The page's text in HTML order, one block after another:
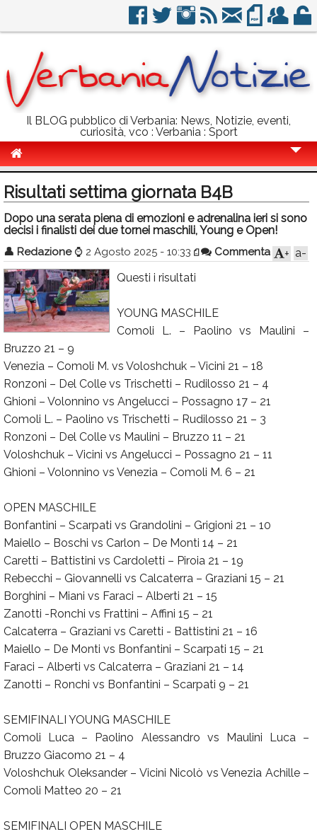
Il BLOG pubblico di Verbania: News, Notizie, eventi,
curiosità, vco : Verbania : Sport
Politica
Sport
Eventi
Info Utili
Rubriche
Calendario
Annunci
Risultati settima giornata B4B
Dopo una serata piena di emozioni e adrenalina ieri si sono
decisi i finalisti dei due tornei maschili, Young e Open!
👤 Redazione ⌚ 2 Agosto 2025 - 10:33 Commenta a-
+
Questi i risultati
YOUNG MASCHILE
Comoli L. – Paolino vs Maulini –
Bruzzo 21 – 9
Venezia – Comoli M. vs Voloshchuk – Vicini 21 – 18
Ronzoni – Del Colle vs Trischetti – Rudilosso 21 – 4
Ghioni – Volonnino vs Angelucci – Possagno 17 – 21
Comoli L. – Paolino vs Trischetti – Rudilosso 21 – 3
Ronzoni – Del Colle vs Maulini – Bruzzo 11 – 21
Voloshchuk – Vicini vs Angelucci – Possagno 21 – 11
Ghioni – Volonnino vs Venezia – Comoli M. 6 – 21
OPEN MASCHILE
Bonfantini – Scarpati vs Grandolini – Grigioni 21 – 10
Maiello – Boschi vs Carlon – De Monti 14 – 21
Caretti – Battistini vs Cardoletti – Piroia 21 – 19
Rebecchi – Giovannelli vs Calcaterra – Graziani 15 – 21
Borghini – Miani vs Faraci – Alberti 21 – 15
Zanotti -Ronchi vs Frattini – Affini 15 – 21
Calcaterra – Graziani vs Caretti - Battistini 21 – 16
Maiello – De Monti vs Bonfantini – Scarpati 15 – 21
Faraci – Alberti vs Calcaterra – Graziani 21 – 14
Zanotti – Ronchi vs Bonfantini – Scarpati 9 – 21
SEMIFINALI YOUNG MASCHILE
Comoli Luca – Paolino Alessandro vs Maulini Luca –
Bruzzo Giacomo 21 – 4
Voloshchuk Oleksander – Vicini Nicolò vs Venezia Achille –
Comoli Matteo 20 – 21
SEMIFINALI OPEN MASCHILE